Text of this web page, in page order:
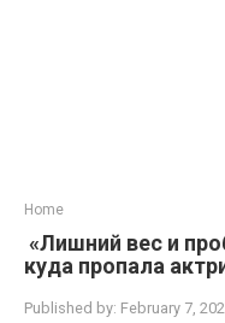
Home
«Лишний вес и
куда пропала
Published by: February 7,